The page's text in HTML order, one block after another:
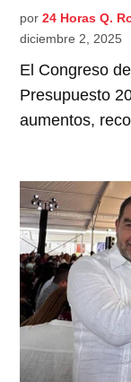
por 24 Horas Q.
diciembre 2, 2025
El Congreso
Presupuesto
aumentos,